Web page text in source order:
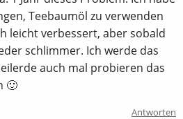
Teebaumöl zu verwenden
leicht verbessert, aber sobald
schlimmer. Ich werde das
auch mal probieren das
🙂
Antworten